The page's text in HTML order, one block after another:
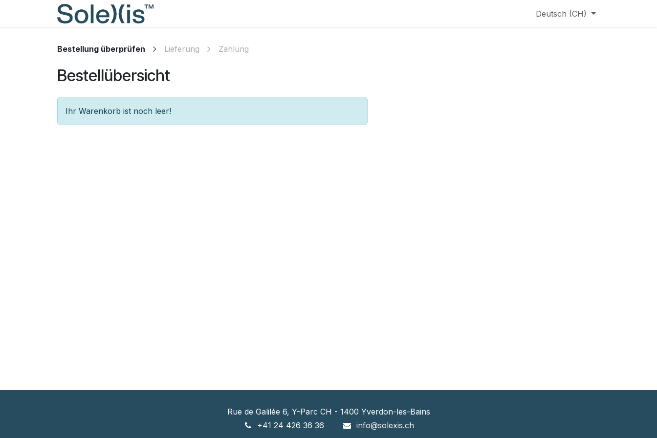
Zum Inhalt springen
Deutsch (CH)
Bestellung überprüfen Lieferung Zahlung
Bestellübersicht
Ihr Warenkorb ist noch leer!
Rue de Galilée 6, Y-Parc CH - 1400 Yverdon-les-Bains
+41 24 426 36 36
info@solexis.ch